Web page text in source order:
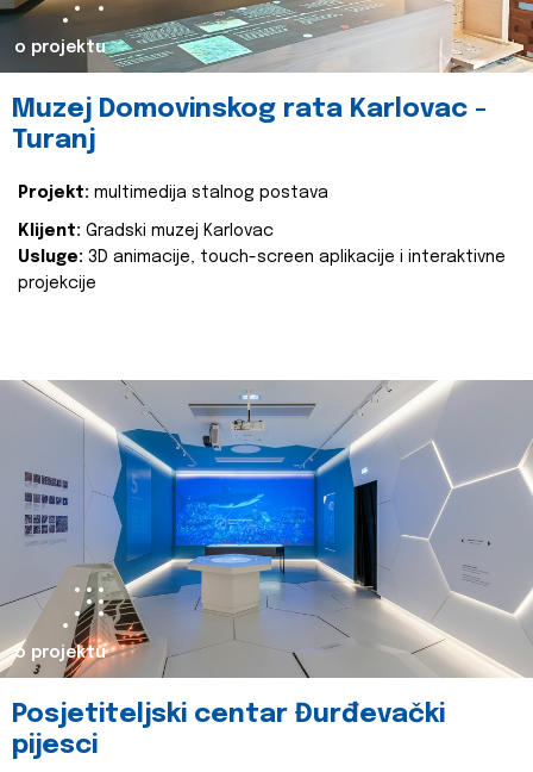
o projektu
Muzej Domovinskog rata Karlovac -
Turanj
Projekt: multimedija stalnog postava
Klijent: Gradski muzej Karlovac
Usluge: 3D animacije, touch-screen aplikacije i interaktivne
projekcije
o projektu
Posjetiteljski centar Đurđevački
pijesci